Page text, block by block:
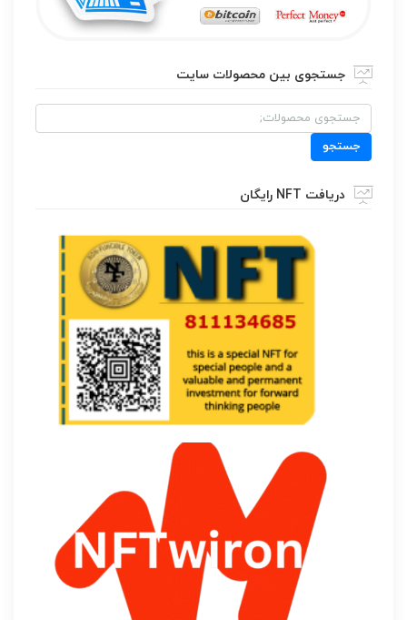
جستجوی بین محصولات سایت
جستجو
برای:
جستجو
دریافت NFT رایگان